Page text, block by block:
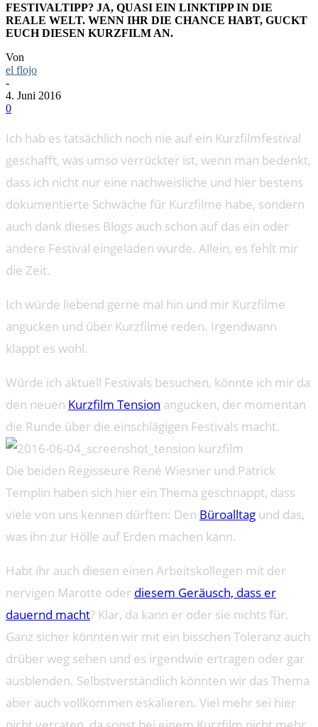
FESTIVALTIPP? JA, QUASI EIN LINKTIPP IN DIE
REALE WELT. WENN IHR DIE CHANCE HABT, GUCKT
EUCH DIESEN KURZFILM AN.
Von
el flojo
-
4. Juni 2016
0
Ich hab es tatsächlich noch nie auf ein Kurzfilmfestival
geschafft, was umso verrückter ist, wenn man bedenkt,
dass ich nicht nur eine nachweisliche und hier bestens
dokumentierte Schwäche für Kurzfilme habe, sondern
auch dank dieses Blogs auch schon auf das ein oder
andere Festival eingeladen wurde. Allein, es fehlt mir
die Zeit.
Ich würde liebend gerne mal hin und mir Kurzfilme
angucken und über Kurzfilme reden. Irgendwann
klappt es wohl.
Würde ich aktuell Festivals besuchen, könnte ich mir da
den neuen Kurzfilm Tension angucken, der momentan
die Runde über die einschlägigen Festivals macht.
Die beiden Regisseure René Wiesner und Patrick
Templin haben sich hier ein Thema geschnappt, dass
viele von uns kennen dürften: Den Büroalltag und das,
was ihn zur Hölle auf Erden machen kann.
Habt ihr auch diesen einen Arbeitskollegen mit der
nervigen Marotte oder diesem Geräusch, dass er
dauernd macht? Klar, da kann er oder sie nichts für.
Ganz sicher könnten wir mit ein bisschen Toleranz auch
drüber weg sehen und es irgendwie ertragen oder gar
ausblenden. Selbstverständlich könnten wir das Thema
aber auch vollkommen eskalieren. Viel mehr sei hier